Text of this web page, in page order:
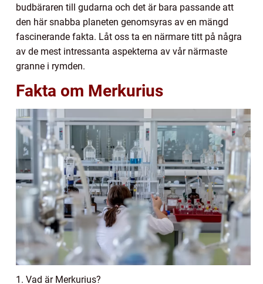
budbäraren till gudarna och det är bara passande att
den här snabba planeten genomsyras av en mängd
fascinerande fakta. Låt oss ta en närmare titt på några
av de mest intressanta aspekterna av vår närmaste
granne i rymden.
Fakta om Merkurius
1. Vad är Merkurius?